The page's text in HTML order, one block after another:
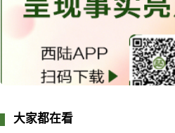
大家都在看